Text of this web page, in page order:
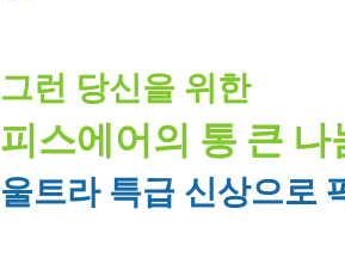
그런 당신을 위한
피스에어의 통 큰 나
울트라 특급 신상으로